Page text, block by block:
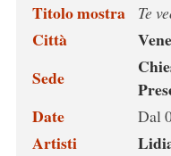
Titolo mostra Te
Città
Sede
Date
Dal
Artisti